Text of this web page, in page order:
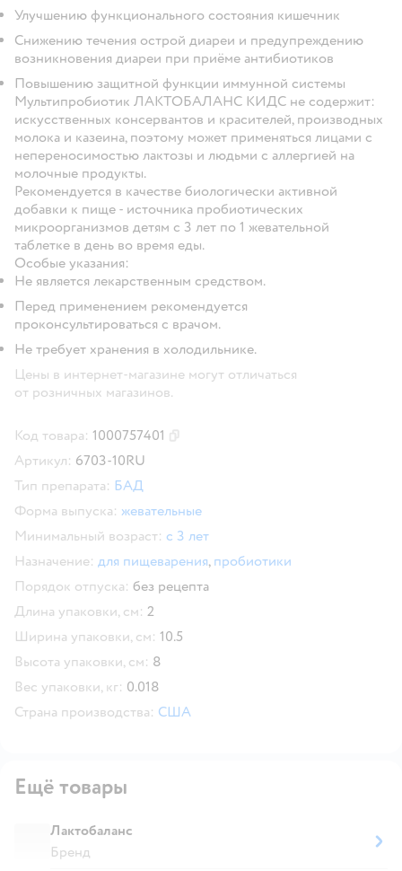
Улучшению функционального состояния кишечник
Снижению течения острой диареи и предупреждению
возникновения диареи при приёме антибиотиков
Повышению защитной функции иммунной системы
Мультипробиотик ЛАКТОБАЛАНС КИДС не содержит:
искусственных консервантов и красителей, производных
молока и казеина, поэтому может применяться лицами с
непереносимостью лактозы и людьми с аллергией на
молочные продукты.
Рекомендуется в качестве биологически активной
добавки к пище - источника пробиотических
микроорганизмов детям с 3 лет по 1 жевательной
таблетке в день во время еды.
Особые указания:
Не является лекарственным средством.
Перед применением рекомендуется
проконсультироваться с врачом.
Не требует хранения в холодильнике.
Цены в интернет-магазине могут отличаться
от розничных магазинов.
Код товара: 1000757401
Артикул: 6703-10RU
Тип препарата: БАД
Форма выпуска: жевательные
Минимальный возраст: с 3 лет
Назначение: для пищеварения, пробиотики
Порядок отпуска: без рецепта
Длина упаковки, см: 2
Ширина упаковки, см: 10.5
Высота упаковки, см: 8
Вес упаковки, кг: 0.018
Страна производства: США
Ещё товары
Лактобаланс
Бренд